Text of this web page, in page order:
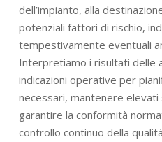
dell’impianto, alla
potenziali fattori di rischio,
tempestivamente eventuali
Interpretiamo i risultati delle
indicazioni operative per
necessari, mantenere
garantire la conformità
controllo continuo della